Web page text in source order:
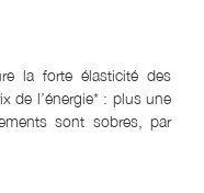
la forte élasticité des
de l’énergie* : plus une
sont sobres, par